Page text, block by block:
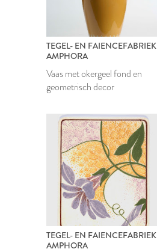
TEGEL- EN FAIENCEFABRIEK
AMPHORA
Vaas met okergeel fond en
geometrisch decor
TEGEL- EN FAIENCEFABRIEK
AMPHORA